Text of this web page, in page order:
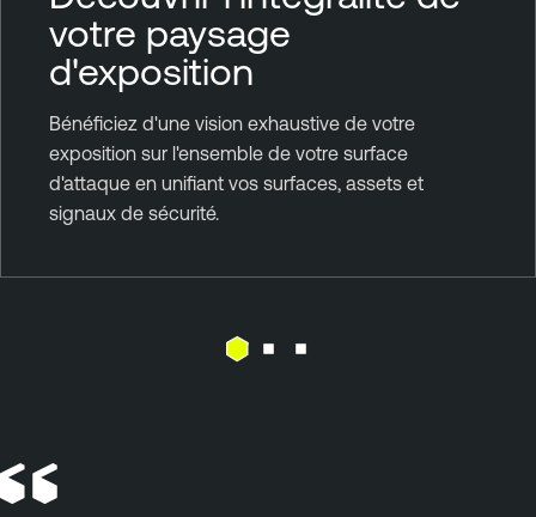
votre paysage
d'exposition
Bénéficiez d'une vision exhaustive de votre
exposition sur l'ensemble de votre surface
d'attaque en unifiant vos surfaces, assets et
signaux de sécurité.